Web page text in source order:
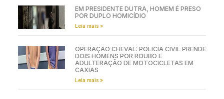
EM PRESIDENTE DUTRA, HOMEM É PRESO
POR DUPLO HOMICÍDIO
Leia mais »
OPERAÇÃO CHEVAL: POLÍCIA CIVIL PRENDE
DOIS HOMENS POR ROUBO E
ADULTERAÇÃO DE MOTOCICLETAS EM
CAXIAS
Leia mais »